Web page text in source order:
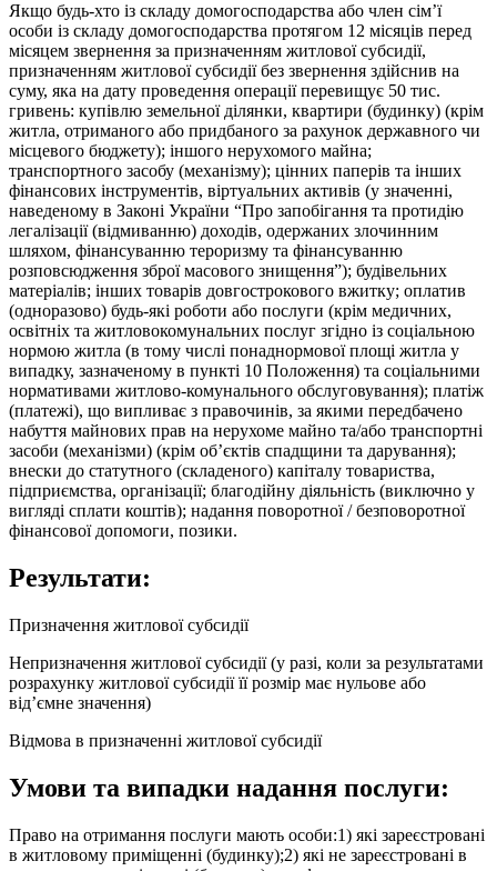
Якщо будь-хто із складу домогосподарства або член сім’ї
особи із складу домогосподарства протягом 12 місяців перед
місяцем звернення за призначенням житлової субсидії,
призначенням житлової субсидії без звернення здійснив на
суму, яка на дату проведення операції перевищує 50 тис.
гривень: купівлю земельної ділянки, квартири (будинку) (крім
житла, отриманого або придбаного за рахунок державного чи
місцевого бюджету); іншого нерухомого майна;
транспортного засобу (механізму); цінних паперів та інших
фінансових інструментів, віртуальних активів (у значенні,
наведеному в Законі України “Про запобігання та протидію
легалізації (відмиванню) доходів, одержаних злочинним
шляхом, фінансуванню тероризму та фінансуванню
розповсюдження зброї масового знищення”); будівельних
матеріалів; інших товарів довгострокового вжитку; оплатив
(одноразово) будь-які роботи або послуги (крім медичних,
освітніх та житловокомунальних послуг згідно із соціальною
нормою житла (в тому числі понаднормової площі житла у
випадку, зазначеному в пункті 10 Положення) та соціальними
нормативами житлово-комунального обслуговування); платіж
(платежі), що випливає з правочинів, за якими передбачено
набуття майнових прав на нерухоме майно та/або транспортні
засоби (механізми) (крім об’єктів спадщини та дарування);
внески до статутного (складеного) капіталу товариства,
підприємства, організації; благодійну діяльність (виключно у
вигляді сплати коштів); надання поворотної / безповоротної
фінансової допомоги, позики.
Результати:
Призначення житлової субсидії
Непризначення житлової субсидії (у разі, коли за результатами
розрахунку житлової субсидії її розмір має нульове або
від’ємне значення)
Відмова в призначенні житлової субсидії
Умови та випадки надання послуги:
Право на отримання послуги мають особи:1) які зареєстровані
в житловому приміщенні (будинку);2) які не зареєстровані в